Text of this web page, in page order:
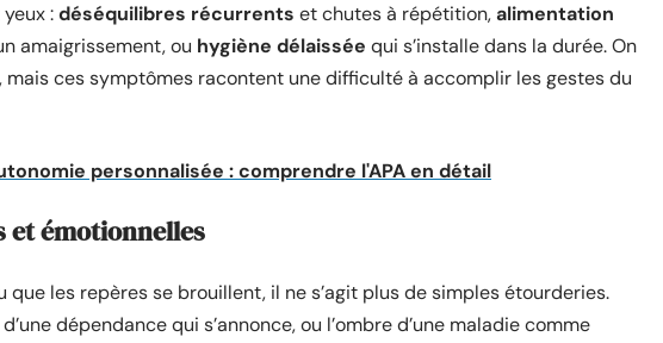
:déséquilibres récurrents et chutes à répétition,alimentation
amaigrissement, ou hygiène délaissée qui s’installe dans la durée. On
ces symptômes racontent une difficulté à accomplir les gestes du
personnalisée : comprendre l'APA en détail
émotionnelles
que les repères se brouillent, il ne s’agit plus de simples étourderies.
dépendance qui s’annonce, ou l’ombre d’une maladie comme